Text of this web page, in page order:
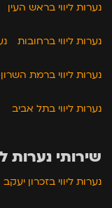
נערות ליווי בראש העין
נערות ליווי ברחובות
נערות ליווי ברמת השרון
נערות ליווי בתל אביב
שירותי נערות
נערות ליווי בזכרון יעקב